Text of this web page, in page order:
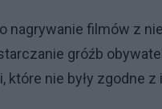
nagrywanie filmów z
gróźb
nie były zgodne